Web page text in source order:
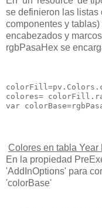
se definieron las listas
componentes y
encabezados y
rgbPasaHex se
colores=
Colores en tabla Year
En la propiedad
'AddInOptions' para
'colorBase'